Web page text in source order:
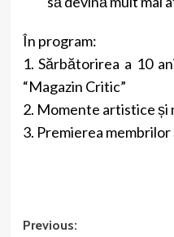
În program:
1. Sărbătorirea a 10
“Magazin Critic”
2. Momente artistice și
3. Premierea
Post
Previous: